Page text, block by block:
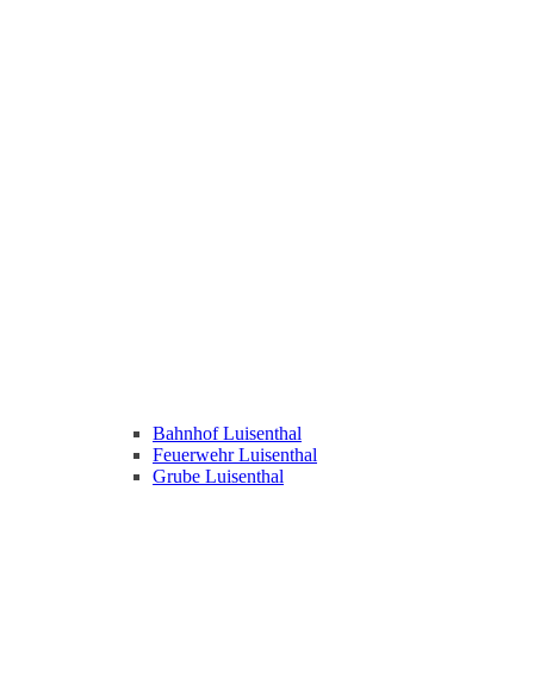
Bahnhof Luisenthal
Feuerwehr Luisenthal
Grube Luisenthal